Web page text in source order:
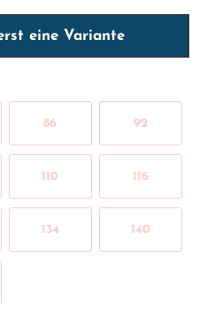
eine Variante
86 92
110 116
134 140